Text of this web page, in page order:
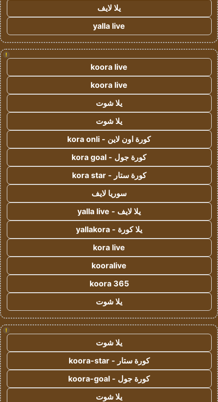
يلا لايف
yalla live
!
koora live
koora live
يلا شوت
يلا شوت
كورة اون لاين - kora onli
كورة جول - kora goal
كورة ستار - kora star
سوريا لايف
يلا لايف - yalla live
يلا كورة - yallakora
kora live
kooralive
koora 365
يلا شوت
!
يلا شوت
كورة ستار - koora-star
كورة جول - koora-goal
يلا شوت